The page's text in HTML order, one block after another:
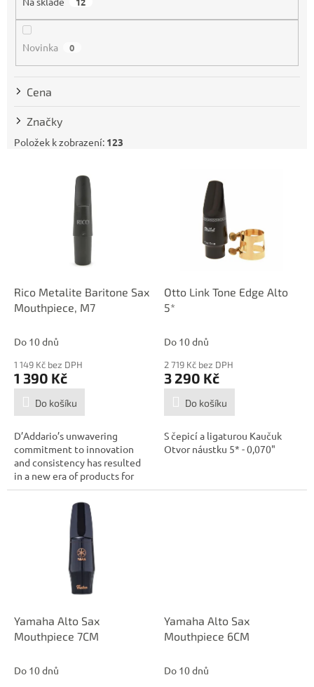
Novinka 0
Cena
Značky
Položek k zobrazení: 123
Rico Metalite Baritone Sax
Mouthpiece, M7
Do 10 dnů
1 149 Kč bez DPH
1 390 Kč
Do košíku
D’Addario’s unwavering
commitment to innovation
and consistency has resulted
in a new era of products for
the modern...
Otto Link Tone Edge Alto
5*
Do 10 dnů
2 719 Kč bez DPH
3 290 Kč
Do košíku
S čepicí a ligaturou Kaučuk
Otvor náustku 5* - 0,070"
Yamaha Alto Sax
Mouthpiece 7CM
Do 10 dnů
Yamaha Alto Sax
Mouthpiece 6CM
Do 10 dnů